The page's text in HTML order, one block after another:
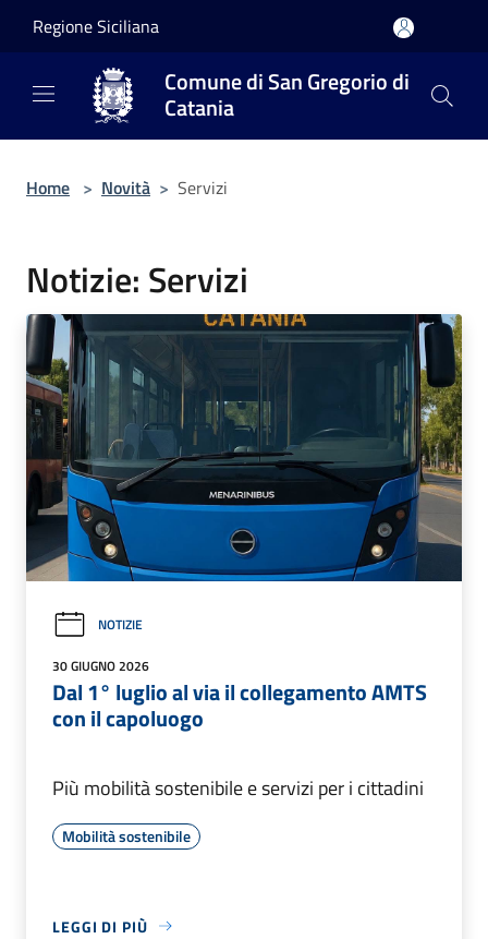
Regione Siciliana
Comune di San Gregorio di
Catania
Home > Novità > Servizi
Notizie: Servizi
NOTIZIE
30 GIUGNO 2026
Dal 1° luglio al via il collegamento AMTS
con il capoluogo
Più mobilità sostenibile e servizi per i cittadini
Mobilità sostenibile
LEGGI DI PIÙ